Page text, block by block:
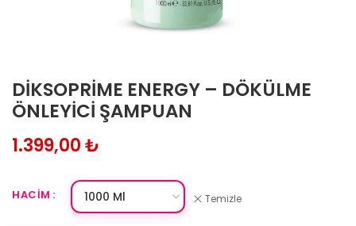
DIKSOPRIME ENERGY – DÖKÜLME
ÖNLEYICI ŞAMPUAN
₺
HACIM Temizle